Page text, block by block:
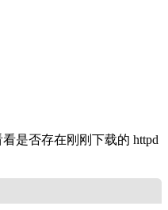
看是否存在刚刚下载的 httpd